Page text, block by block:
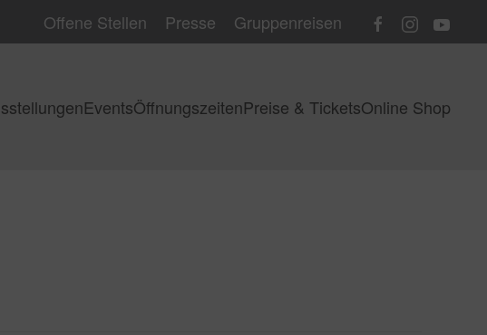
Offene Stellen Presse Gruppenreisen
EventsÖffnungszeitenPreise & TicketsOnline Shop